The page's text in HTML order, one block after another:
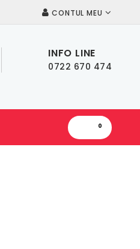
CONTUL MEU
INFO LINE
0722 670 474
0